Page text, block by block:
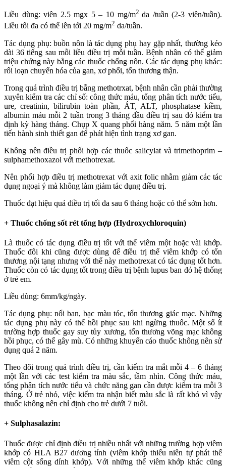
Liều dùng: viên 2.5 mgx 5 – 10 mg/m2 da /tuần (2-3 viên/tuần).
Liều tối đa có thể lên tới 20 mg/m2 da/tuần.
Tác dụng phụ: buồn nôn là tác dụng phụ hay gặp nhất, thường kéo
dài 36 tiếng sau mỗi liều điều trị mỗi tuần. Bệnh nhân có thể giảm
triệu chứng này bằng các thuốc chống nôn. Các tác dụng phụ khác:
rối loạn chuyển hóa của gan, xơ phổi, tổn thương thận.
Trong quá trình điều trị bằng methotrxat, bệnh nhân cần phải thường
xuyên kiểm tra các chỉ số: công thức máu, tổng phân tích nước tiểu,
ure, creatinin, bilirubin toàn phần, ÁT, ALT, phosphatase kiềm,
albumin máu mỗi 2 tuần trong 3 tháng đầu điều trị sau đó kiểm tra
định kỳ hàng tháng. Chụp X quang phổi hàng năm. 5 năm một lần
tiến hành sinh thiết gan để phát hiện tình trạng xơ gan.
Không nên điều trị phối hợp các thuốc salicylat và trimethoprim –
sulphamethoxazol với methotrexat.
Nên phối hợp điều trị methotrexat với axit folic nhằm giảm các tác
dụng ngoại ý mà không làm giảm tác dụng điều trị.
Thuốc đạt hiệu quả điều trị tối đa sau 6 tháng hoặc có thể sớm hơn.
+ Thuốc chống sốt rét tổng hợp (Hydroxychloroquin)
Là thuốc có tác dụng điều trị tốt với thể viêm một hoặc vài khớp.
Thuốc đôi khi cũng được dùng để điều trị thể viêm khớp có tổn
thương nội tạng nhưng với thể này methotrexat có tác dụng tốt hơn.
Thuốc còn có tác dụng tốt trong điều trị bệnh lupus ban đỏ hệ thống
ở trẻ em.
Liều dùng: 6mm/kg/ngày.
Tác dụng phụ: nổi ban, bạc màu tóc, tổn thương giác mạc. Những
tác dụng phụ này có thể hồi phục sau khi ngừng thuốc. Một số ít
trường hợp thuốc gay suy tủy xương, tổn thương võng mạc không
hồi phục, có thể gây mù. Có những khuyến cáo thuốc không nên sử
dụng quá 2 năm.
Theo dõi trong quá trình điều trị, cần kiểm tra mắt mỗi 4 – 6 tháng
một lần với các test kiểm tra màu sắc, tầm nhìn. Công thức máu,
tổng phân tích nước tiểu và chức năng gan cần được kiểm tra mỗi 3
tháng. Ở trẻ nhỏ, việc kiểm tra nhận biết màu sắc là rất khó vì vậy
thuốc không nên chỉ định cho trẻ dưới 7 tuổi.
+ Sulphasalazin:
Thuốc được chỉ định điều trị nhiều nhất với những trường hợp viêm
khớp có HLA B27 dương tính (viêm khớp thiếu niên tự phát thể
viêm cột sống dính khớp). Với những thể viêm khớp khác cũng